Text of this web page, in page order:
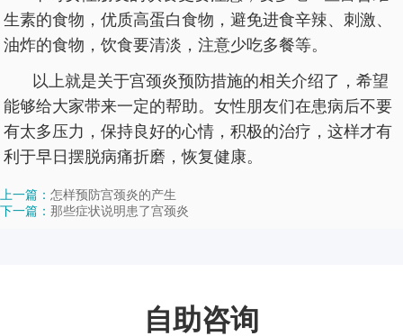
生素的食物，优质高蛋白食物，避免进食辛辣、刺激、
油炸的食物，饮食要清淡，注意少吃多餐等。
以上就是关于宫颈炎预防措施的相关介绍了，希望
能够给大家带来一定的帮助。女性朋友们在患病后不要
有太多压力，保持良好的心情，积极的治疗，这样才有
利于早日摆脱病痛折磨，恢复健康。
上一篇： 怎样预防宫颈炎的产生
下一篇： 那些症状说明患了宫颈炎
自助咨询